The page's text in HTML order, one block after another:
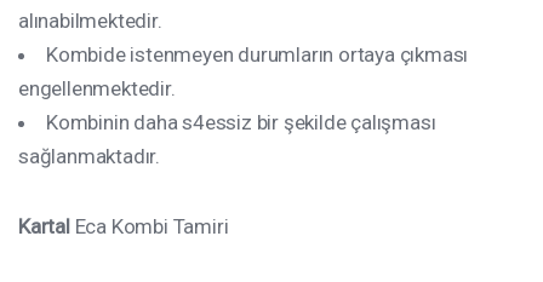
alınabilmektedir.
Kombide istenmeyen durumların ortaya çıkması
engellenmektedir.
Kombinin daha s4essiz bir şekilde çalışması
sağlanmaktadır.
Kartal Eca Kombi Tamiri